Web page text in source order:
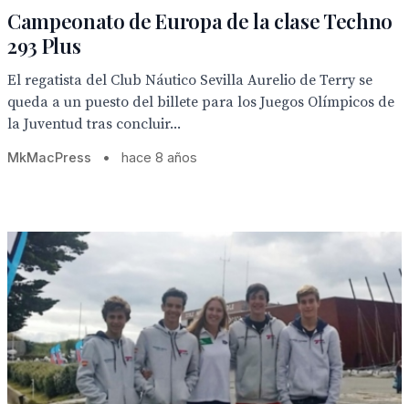
Campeonato de Europa de la clase Techno
293 Plus
El regatista del Club Náutico Sevilla Aurelio de Terry se
queda a un puesto del billete para los Juegos Olímpicos de
la Juventud tras concluir...
MkMacPress • hace 8 años